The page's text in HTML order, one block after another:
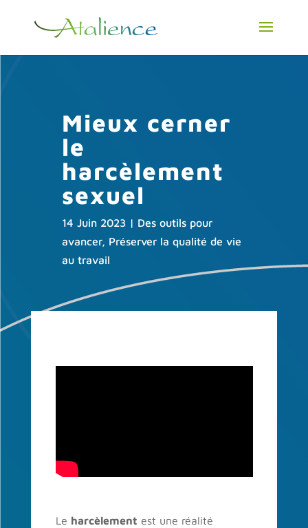
Mieux cerner
le
harcèlement
sexuel
14 Juin 2023 | Des outils pour
avancer, Préserver la qualité de vie
au travail
Le harcèlement est une réalité